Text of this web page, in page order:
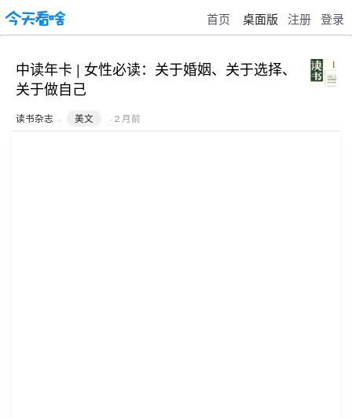
首页 桌面版 注册 登录
中读年卡 | 女性必读：关于婚姻、关于选择、
关于做自己
读书杂志 · 美文 · 2 月前